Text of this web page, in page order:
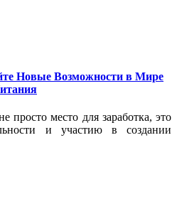
Новые Возможности в Мире
просто место для заработка, это
и участию в создании